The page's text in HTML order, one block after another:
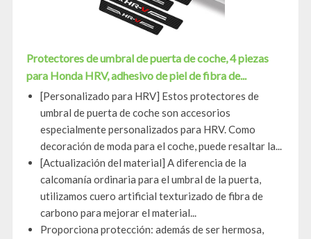
Protectores de umbral de puerta de coche, 4 piezas
para Honda HRV, adhesivo de piel de fibra de...
[Personalizado para HRV] Estos protectores de
umbral de puerta de coche son accesorios
especialmente personalizados para HRV. Como
decoración de moda para el coche, puede resaltar la...
[Actualización del material] A diferencia de la
calcomanía ordinaria para el umbral de la puerta,
utilizamos cuero artificial texturizado de fibra de
carbono para mejorar el material...
Proporciona protección: además de ser hermosa,